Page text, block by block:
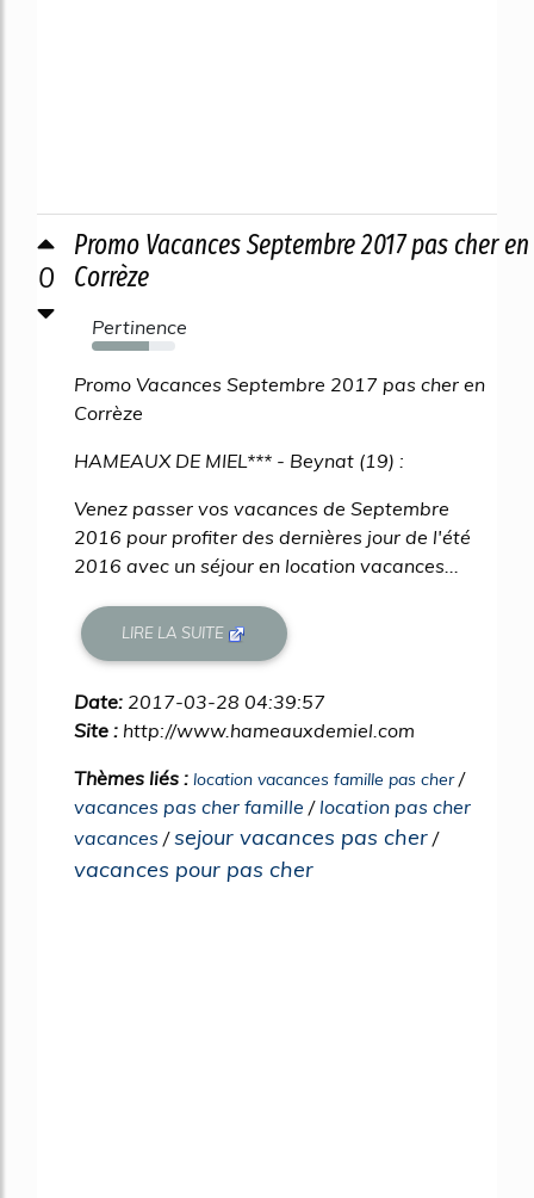
0
Promo Vacances Septembre 2017 pas cher en
Corrèze
Pertinence
69%
Promo Vacances Septembre 2017 pas cher en
Corrèze
HAMEAUX DE MIEL*** - Beynat (19) :
Venez passer vos vacances de Septembre
2016 pour profiter des dernières jour de l'été
2016 avec un séjour en location vacances...
LIRE LA SUITE
Date: 2017-03-28 04:39:57
Site : http://www.hameauxdemiel.com
Thèmes liés : location vacances famille pas cher/
vacances pas cher famille / location pas cher
vacances /sejour vacances pas cher /
vacances pour pas cher